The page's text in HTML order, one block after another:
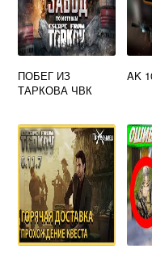
ПОБЕГ ИЗ
ТАРКОВА ЧВК
AK